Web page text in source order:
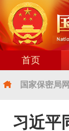
首页
国家保密局
习近平